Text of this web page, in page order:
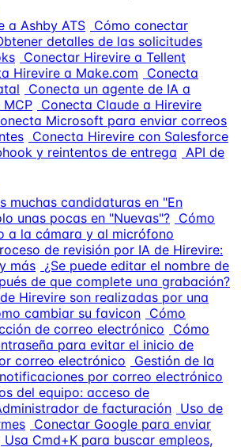
a Ashby ATS Cómo conectar
detalles de las solicitudes
Conectar Hirevire a Tellent
Hirevire a Make.com
Conecta
Conecta un agente de IA a
Conecta Claude a Hirevire
Microsoft para enviar correos
Conecta Hirevire con Salesforce
y reintentos de entrega API de
muchas candidaturas en "En
unas pocas en "Nuevas"? Cómo
a la cámara y al micrófono
de revisión por IA de Hirevire:
más ¿Se puede editar el nombre de
de que complete una grabación?
Hirevire son realizadas por una
cambiar su favicon Cómo
de correo electrónico
Cómo
para evitar el inicio de
correo electrónico
Gestión de la
por correo electrónico
del equipo: acceso de
de facturación Uso de
Conectar Google para enviar
Usa Cmd+K para buscar empleos,